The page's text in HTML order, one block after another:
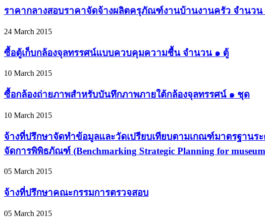
ราคากลางสอบราคาจัดจ้างผลิตครุภัณฑ์งานบ้านงานครัว จำนวน
24 March 2015
ซื้อตู้เก็บกล้องจุลทรรศน์แบบควบคุมความชื้น จำนวน ๑ ตู้
10 March 2015
ซื้อกล้องถ่ายภาพสำหรับบันทึกภาพภายใต้กล้องจุลทรรศน์ ๑ ชุด
10 March 2015
จ้างที่ปรึกษาจัดทำข้อมูลและวัดเปรียบเทียบตามเกณฑ์มาตรฐานร
จัดการพิพิธภัณฑ์ (Benchmarking Strategic Planning for
05 March 2015
จ้างที่ปรึกษาคณะกรรมการตรวจสอบ
05 March 2015